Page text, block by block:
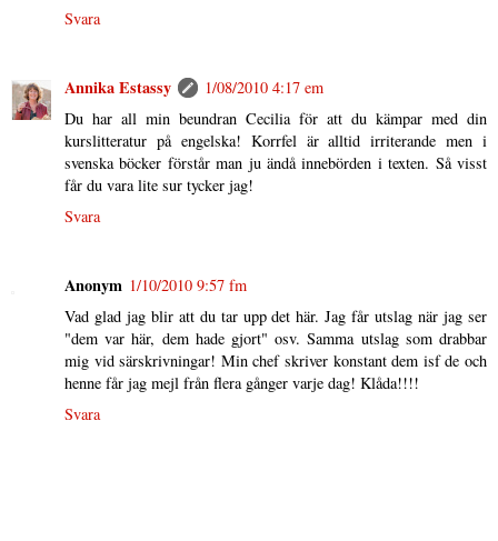
Svara
Annika Estassy
1/08/2010 4:17 em
Du har all min beundran Cecilia för att du kämpar med din
kurslitteratur på engelska! Korrfel är alltid irriterande men i
svenska böcker förstår man ju ändå innebörden i texten. Så visst
får du vara lite sur tycker jag!
Svara
Anonym 1/10/2010 9:57 fm
Vad glad jag blir att du tar upp det här. Jag får utslag när jag ser
"dem var här, dem hade gjort" osv. Samma utslag som drabbar
mig vid särskrivningar! Min chef skriver konstant dem isf de och
henne får jag mejl från flera gånger varje dag! Klåda!!!!
Svara